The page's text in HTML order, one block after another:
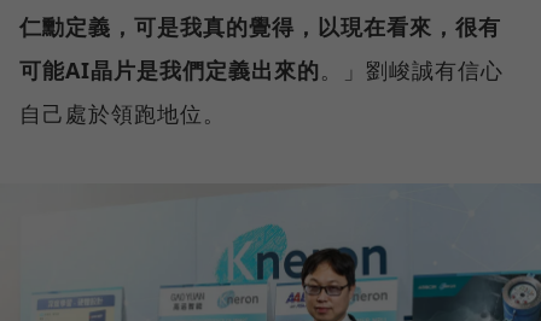
仁勳定義，可是我真的覺得，以現在看來，很有
可能AI晶片是我們定義出來的。」劉峻誠有信心
自己處於領跑地位。